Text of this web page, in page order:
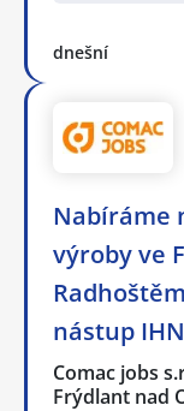
dnešní
Nabíráme
výroby ve
nástup
Comac jobs
Frýdlant nad